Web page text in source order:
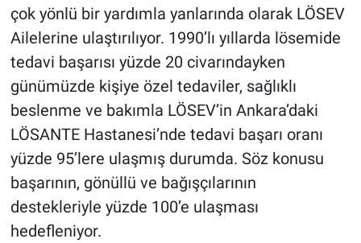
çok yönlü bir yardımla yanlarında olarak LÖSEV
Ailelerine ulaştırılıyor. 1990’lı yıllarda lösemide
tedavi başarısı yüzde 20 civarındayken
günümüzde kişiye özel tedaviler, sağlıklı
beslenme ve bakımla LÖSEV’in Ankara’daki
LÖSANTE Hastanesi’nde tedavi başarı oranı
yüzde 95’lere ulaşmış durumda. Söz konusu
başarının, gönüllü ve bağışçılarının
destekleriyle yüzde 100’e ulaşması
hedefleniyor.